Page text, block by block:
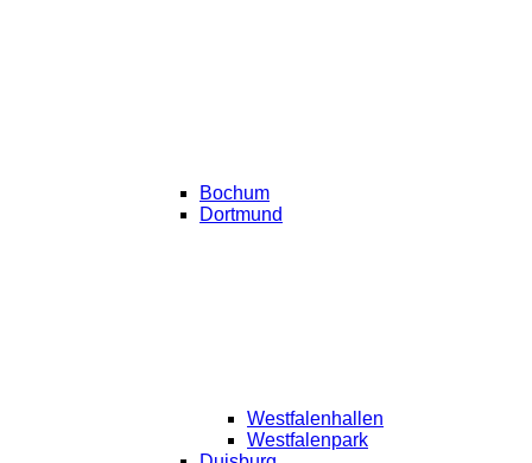
Bochum
Dortmund
Westfalenhallen
Westfalenpark